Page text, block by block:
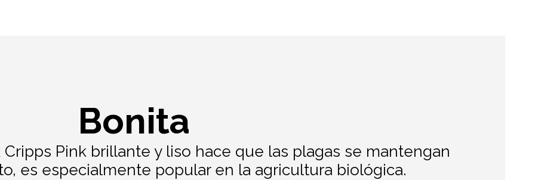
Bonita
Pink brillante y liso hace que las plagas se mantengan
es especialmente popular en la agricultura biológica.